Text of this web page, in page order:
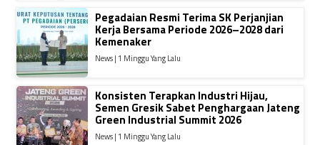
Pegadaian Resmi Terima SK Perjanjian
Kerja Bersama Periode 2026–2028 dari
Kemenaker
News | 1 Minggu Yang Lalu
Konsisten Terapkan Industri Hijau,
Semen Gresik Sabet Penghargaan Jateng
Green Industrial Summit 2026
News | 1 Minggu Yang Lalu